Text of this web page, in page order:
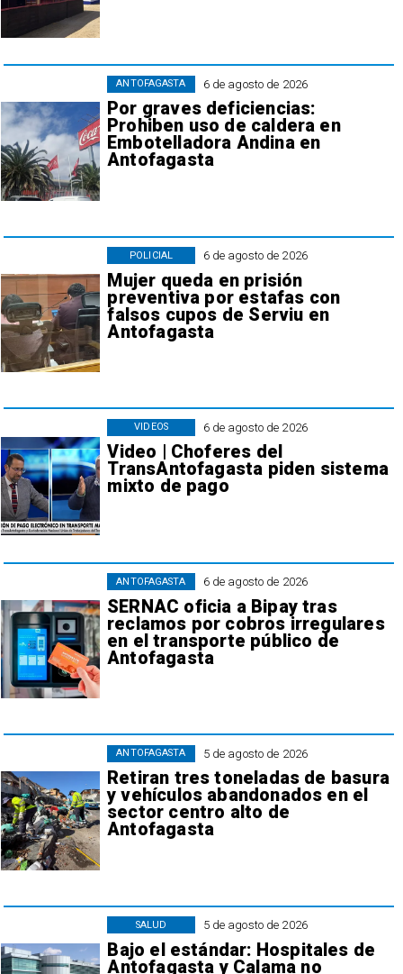
6 de agosto de 2026
Por graves deficiencias:
Prohiben uso de caldera en
Embotelladora Andina en
Antofagasta
ANTOFAGASTA
6 de agosto de 2026
Mujer queda en prisión
preventiva por estafas con
falsos cupos de Serviu en
Antofagasta
POLICIAL
6 de agosto de 2026
Video | Choferes del
TransAntofagasta piden sistema
mixto de pago
VIDEOS
6 de agosto de 2026
SERNAC oficia a Bipay tras
reclamos por cobros irregulares
en el transporte público de
Antofagasta
ANTOFAGASTA
5 de agosto de 2026
Retiran tres toneladas de basura
y vehículos abandonados en el
sector centro alto de
Antofagasta
ANTOFAGASTA
5 de agosto de 2026
Bajo el estándar: Hospitales de
Antofagasta y Calama no
SALUD